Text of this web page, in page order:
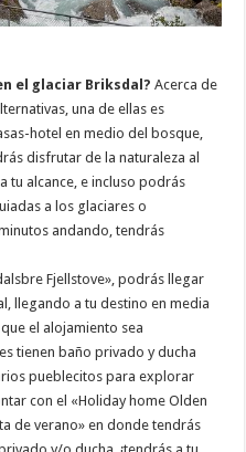
el glaciar Briksdal?Acerca de
una de ellas es
hotel en medio del bosque,
disfrutar de la naturaleza al
tu alcance, e incluso podrás
a los glaciares o
andando, tendrás
Fjellstove», podrás llegar
llegando a tu destino en media
el alojamiento sea
tienen baño privado y ducha
pueblecitos para explorar
con el «Holiday home Olden
de verano» en donde tendrás